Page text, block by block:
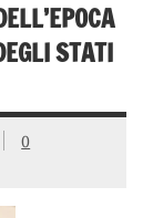
STATI
0